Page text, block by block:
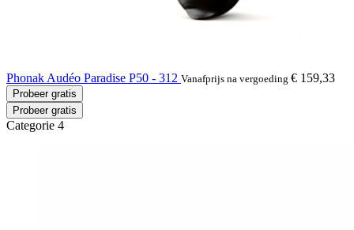
Phonak Audéo Paradise P50 - 312 Vanafprijs na vergoeding € 159,33
Probeer gratis
Probeer gratis
Categorie 4